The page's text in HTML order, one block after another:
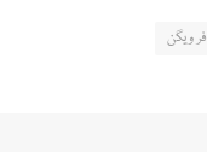
ویگن